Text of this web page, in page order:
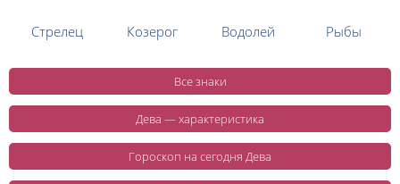
Стрелец Козерог Водолей Рыбы
Все знаки
Дева — характеристика
Гороскоп на сегодня Дева